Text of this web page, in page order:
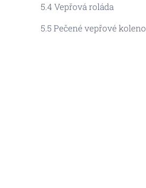
5.4 Vepřová roláda
5.5 Pečené vepřové koleno